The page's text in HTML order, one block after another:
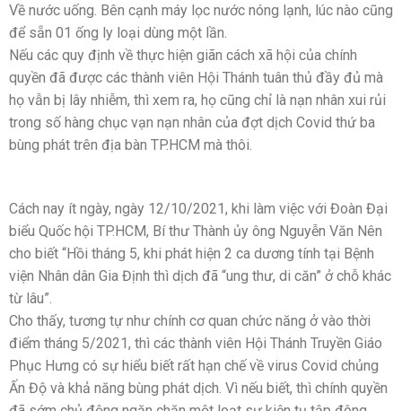
Về nước uống. Bên cạnh máy lọc nước nóng lạnh, lúc nào cũng
để sẵn 01 ống ly loại dùng một lần.
Nếu các quy định về thực hiện giãn cách xã hội của chính
quyền đã được các thành viên Hội Thánh tuân thủ đầy đủ mà
họ vẫn bị lây nhiễm, thì xem ra, họ cũng chỉ là nạn nhân xui rủi
trong số hàng chục vạn nạn nhân của đợt dịch Covid thứ ba
bùng phát trên địa bàn TP.HCM mà thôi.
Cách nay ít ngày, ngày 12/10/2021, khi làm việc với Đoàn Đại
biểu Quốc hội TP.HCM, Bí thư Thành ủy ông Nguyễn Văn Nên
cho biết “Hồi tháng 5, khi phát hiện 2 ca dương tính tại Bệnh
viện Nhân dân Gia Định thì dịch đã “ung thư, di căn” ở chỗ khác
từ lâu”.
Cho thấy, tương tự như chính cơ quan chức năng ở vào thời
điểm tháng 5/2021, thì các thành viên Hội Thánh Truyền Giáo
Phục Hưng có sự hiểu biết rất hạn chế về virus Covid chủng
Ấn Độ và khả năng bùng phát dịch. Vì nếu biết, thì chính quyền